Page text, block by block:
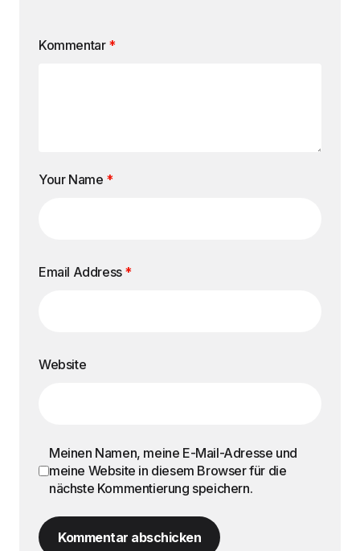
Kommentar *
Your Name *
Email Address *
Website
Meinen Namen, meine E-Mail-Adresse und
meine Website in diesem Browser für die
nächste Kommentierung speichern.
Kommentar abschicken